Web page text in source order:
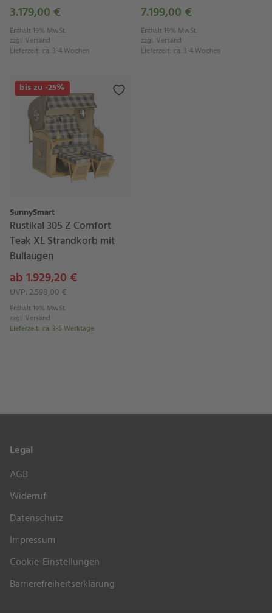
3.179,00 €
Enthält 19% MwSt.
zzgl. Versand
Lieferzeit: ca. 3-4 Wochen
7.199,00 €
Enthält 19% MwSt.
zzgl. Versand
Lieferzeit: ca. 3-4 Wochen
bis zu -25%
SunnySmart
Rustikal 305 Z Comfort
Teak XL Strandkorb mit
Bullaugen
ab 1.929,20 €
UVP: 2.598,00 €
Enthält 19% MwSt.
zzgl. Versand
Lieferzeit: ca. 3-5 Werktage
Legal
AGB
Widerruf
Datenschutz
Impressum
Cookie-Einstellungen
Barrierefreiheitserklärung